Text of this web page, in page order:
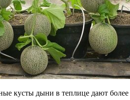
кусты дыни в теплице дают более